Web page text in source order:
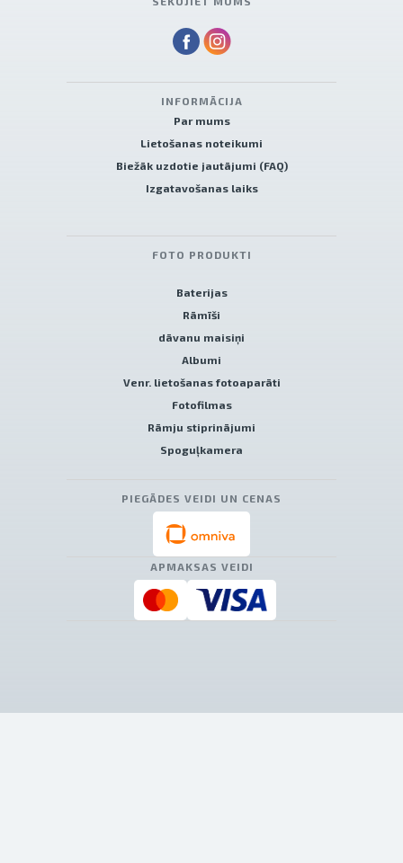
INFORMĀCIJA
Par mums
Lietošanas noteikumi
Biežāk uzdotie jautājumi (FAQ)
Izgatavošanas laiks
FOTO PRODUKTI
Baterijas
Rāmīši
dāvanu maisiņi
Albumi
Venr. lietošanas fotoaparāti
Fotofilmas
Rāmju stiprinājumi
Spoguļkamera
PIEGĀDES VEIDI UN CENAS
APMAKSAS VEIDI